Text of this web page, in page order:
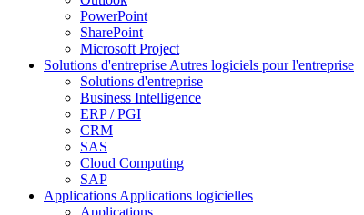
PowerPoint
SharePoint
Microsoft Project
Solutions d'entreprise Autres logiciels pour l'entreprise
Solutions d'entreprise
Business Intelligence
ERP / PGI
CRM
SAS
Cloud Computing
SAP
Applications Applications logicielles
Applications